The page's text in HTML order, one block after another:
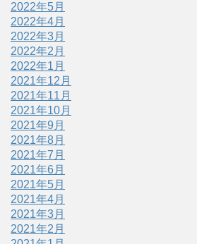
2022年5月
2022年4月
2022年3月
2022年2月
2022年1月
2021年12月
2021年11月
2021年10月
2021年9月
2021年8月
2021年7月
2021年6月
2021年5月
2021年4月
2021年3月
2021年2月